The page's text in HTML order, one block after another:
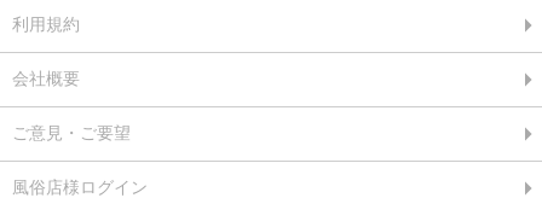
利用規約
会社概要
ご意見・ご要望
風俗店様ログイン